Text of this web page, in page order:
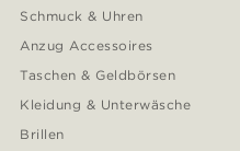
Schmuck & Uhren
Anzug Accessoires
Taschen & Geldbörsen
Kleidung & Unterwäsche
Brillen